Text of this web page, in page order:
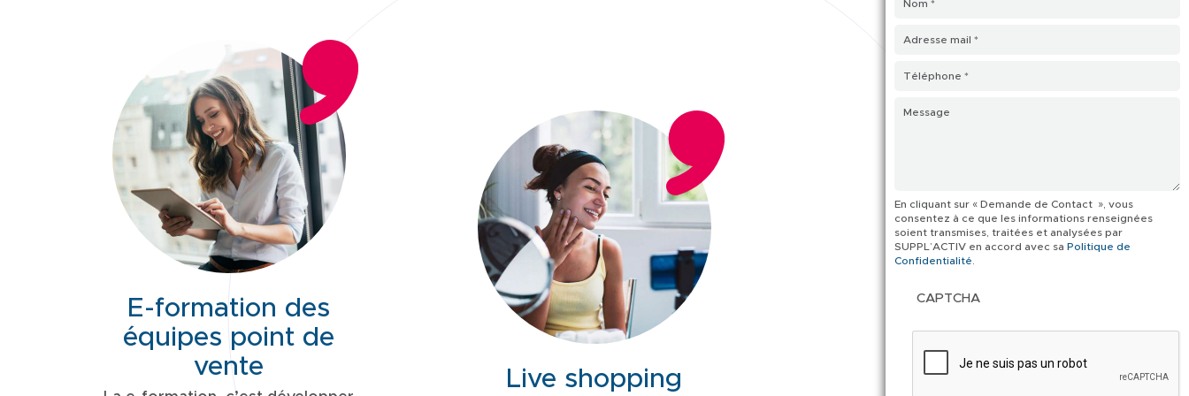
E-formation des
équipes point de
vente
Live shopping
consentez à ce que les informations renseignées
soient transmises, traitées et analysées par
SUPPL’ACTIV en accord avec saPolitique de
Confidentialité